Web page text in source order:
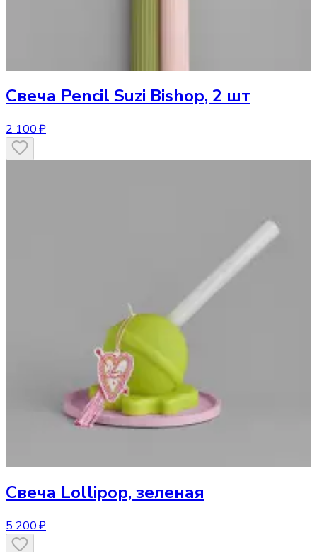
Свеча Pencil Suzi Bishop, 2 шт
2 100 ₽
Свеча Lollipop, зеленая
5 200 ₽